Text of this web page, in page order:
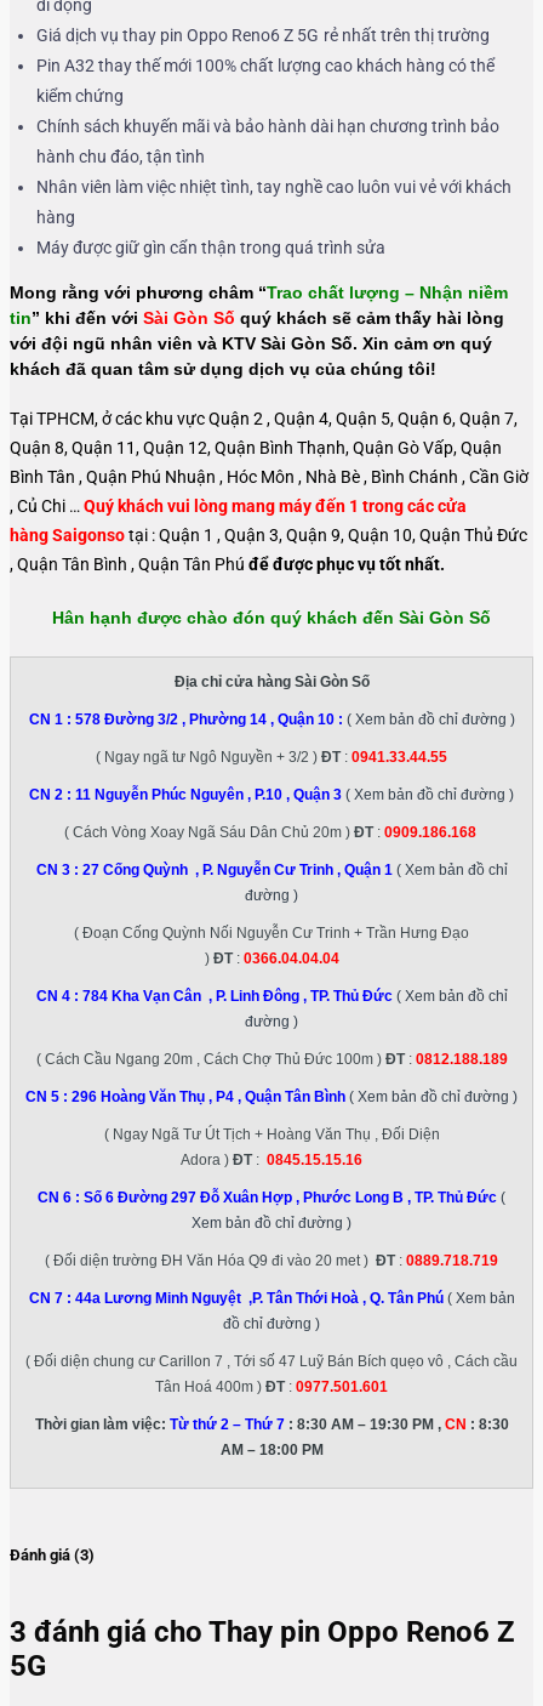
di động
Giá dịch vụ thay pin Oppo Reno6 Z 5G rẻ nhất trên thị trường
Pin A32 thay thế mới 100% chất lượng cao khách hàng có thể
kiểm chứng
Chính sách khuyến mãi và bảo hành dài hạn chương trình bảo
hành chu đáo, tận tình
Nhân viên làm việc nhiệt tình, tay nghề cao luôn vui vẻ với khách
hàng
Máy được giữ gìn cẩn thận trong quá trình sửa
Mong rằng với phương châm “Trao chất lượng – Nhận niềm
tin” khi đến với Sài Gòn Số quý khách sẽ cảm thấy hài lòng
với đội ngũ nhân viên và KTV Sài Gòn Số. Xin cảm ơn quý
khách đã quan tâm sử dụng dịch vụ của chúng tôi!
Tại TPHCM, ở các khu vực Quận 2 , Quận 4, Quận 5, Quận 6, Quận 7,
Quận 8, Quận 11, Quận 12, Quận Bình Thạnh, Quận Gò Vấp, Quận
Bình Tân , Quận Phú Nhuận , Hóc Môn , Nhà Bè , Bình Chánh , Cần Giờ
, Củ Chi … Quý khách vui lòng mang máy đến 1 trong các cửa
hàng Saigonsotại : Quận 1 , Quận 3, Quận 9, Quận 10, Quận Thủ Đức
, Quận Tân Bình , Quận Tân Phú để được phục vụ tốt nhất.
Hân hạnh được chào đón quý khách đến Sài Gòn Số
Địa chỉ cửa hàng Sài Gòn Số
CN 1 : 578 Đường 3/2 , Phường 14 , Quận 10: ( Xem bản đồ chỉ đường )
( Ngay ngã tư Ngô Nguyền + 3/2 ) ĐT: 0941.33.44.55
CN 2 : 11 Nguyễn Phúc Nguyên , P.10 , Quận 3 ( Xem bản đồ chỉ đường )
( Cách Vòng Xoay Ngã Sáu Dân Chủ 20m ) ĐT: 0909.186.168
CN 3 : 27 Cống Quỳnh , P. Nguyễn Cư Trinh , Quận 1 ( Xem bản đồ chỉ
đường )
( Đoạn Cống Quỳnh Nối Nguyễn Cư Trinh + Trần Hưng Đạo
) ĐT: 0366.04.04.04
CN 4 : 784 Kha Vạn Cân , P. Linh Đông , TP. Thủ Đức( Xem bản đồ chỉ
đường )
( Cách Cầu Ngang 20m , Cách Chợ Thủ Đức 100m ) ĐT: 0812.188.189
CN 5 : 296 Hoàng Văn Thụ , P4 , Quận Tân Bình ( Xem bản đồ chỉ đường )
( Ngay Ngã Tư Út Tịch + Hoàng Văn Thụ , Đối Diện
Adora ) ĐT: 0845.15.15.16
CN 6 : Số 6 Đường 297 Đỗ Xuân Hợp , Phước Long B , TP. Thủ Đức (
Xem bản đồ chỉ đường )
( Đối diện trường ĐH Văn Hóa Q9 đi vào 20 met ) ĐT: 0889.718.719
CN 7 : 44a Lương Minh Nguyệt ,P. Tân Thới Hoà , Q. Tân Phú ( Xem bản
đồ chỉ đường )
( Đối diện chung cư Carillon 7 , Tới số 47 Luỹ Bán Bích quẹo vô , Cách cầu
Tân Hoá 400m ) ĐT: 0977.501.601
Thời gian làm việc: Từ thứ 2 – Thứ 7: 8:30 AM – 19:30 PM , CN : 8:30
AM – 18:00 PM
Đánh giá (3)
3 đánh giá cho Thay pin Oppo Reno6 Z
5G